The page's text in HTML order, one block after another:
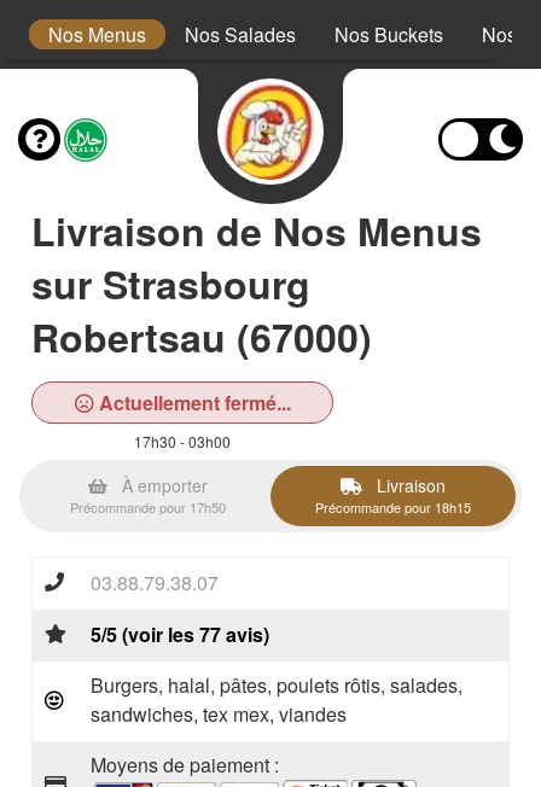
Nos Menus Nos Salades Nos Buckets Nos
Livraison de Nos Menus
sur Strasbourg
Robertsau (67000)
Actuellement fermé...
17h30 - 03h00
À emporter
Précommande pour 17h50
Livraison
Précommande pour 18h15
03.88.79.38.07
5/5 (voir les 77 avis)
Burgers, halal, pâtes, poulets rôtis, salades,
sandwiches, tex mex, viandes
Moyens de paiement :